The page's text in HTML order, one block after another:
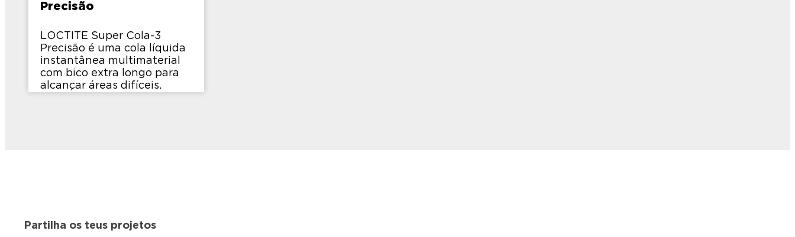
Precisão
LOCTITE Super Cola-3
Precisão é uma cola líquida
instantânea multimaterial
com bico extra longo para
alcançar áreas difíceis.
Partilha os teus projetos